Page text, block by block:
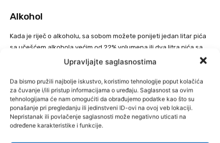
Upravljajte saglasnostima
Da bismo pružili najbolje iskustvo, koristimo tehnologije poput kolačića
za čuvanje i/ili pristup informacijama o uređaju. Saglasnost sa ovim
tehnologijama će nam omogućiti da obrađujemo podatke kao što su
ponašanje pri pregledanju ili jedinstveni ID-ovi na ovoj veb lokaciji.
Nepristanak ili povlačenje saglasnosti može negativno uticati na
određene karakteristike i funkcije.
Alkohol
Kada je riječ o alkoholu, sa sobom možete ponijeti jedan litar pića
sa učešćem alkohola većim od 22% volumena ili dva litra pića sa
učešćem alkohola manjim od 22% volumena ili četiri litre vina ili 16
Prijava gotovine
Prilikom ulaska u Hrvatsku i generalno Evropsku uniju, ukoliko sa
sobom imate gotovinu u iznosu od 10.000 evra ili više, obavezni